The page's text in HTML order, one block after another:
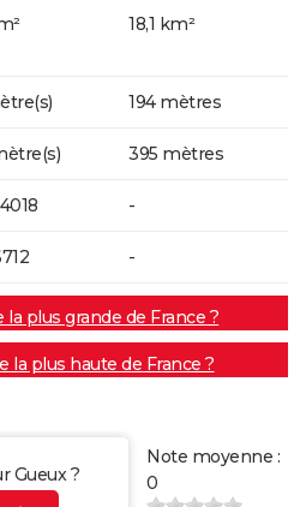
18,1 km²
194 mètres
395 mètres
-
-
la plus grande de France ?
la plus haute de France ?
Gueux ?
Note moyenne :
0